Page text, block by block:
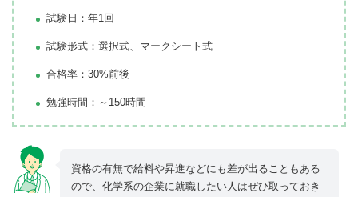
試験日：年1回
試験形式：選択式、マークシート式
合格率：30%前後
勉強時間：～150時間
資格の有無で給料や昇進などにも差が出ることもある
ので、化学系の企業に就職したい人はぜひ取っておき